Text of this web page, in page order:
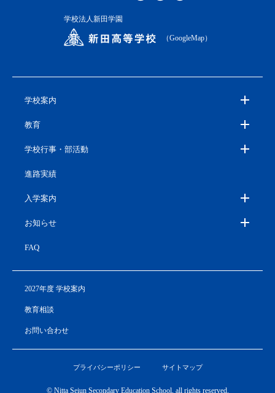
学校法人新田学園
（GoogleMap）
学校案内
教育
学校行事・部活動
進路実績
入学案内
お知らせ
FAQ
2027年度 学校案内
教育相談
お問い合わせ
プライバシーポリシー サイトマップ
© Nitta Seiun Secondary Education School, all rights reserved.